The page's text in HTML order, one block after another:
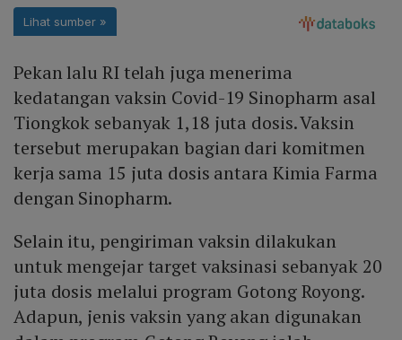
Pekan lalu RI telah juga menerima
kedatangan vaksin Covid-19 Sinopharm asal
Tiongkok sebanyak 1,18 juta dosis. Vaksin
tersebut merupakan bagian dari komitmen
kerja sama 15 juta dosis antara Kimia Farma
dengan Sinopharm.
Selain itu, pengiriman vaksin dilakukan
untuk mengejar target vaksinasi sebanyak 20
juta dosis melalui program Gotong Royong.
Adapun, jenis vaksin yang akan digunakan